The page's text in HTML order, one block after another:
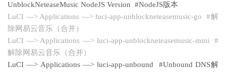
UnblockNeteaseMusic NodeJS Version #NodeJS版本
LuCI —> Applications —> luci-app-unblockneteasemusic-go #解
除网易云音乐（合并）
LuCI —> Applications —> luci-app-unblockneteasemusic-mini #
解除网易云音乐（合并）
LuCI —> Applications —> luci-app-unbound #Unbound DNS解